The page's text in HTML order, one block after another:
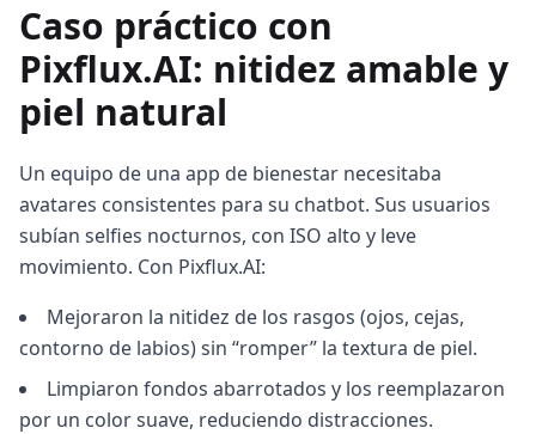
Caso práctico con
Pixflux.AI: nitidez amable y
piel natural
Un equipo de una app de bienestar necesitaba
avatares consistentes para su chatbot. Sus usuarios
subían selfies nocturnos, con ISO alto y leve
movimiento. Con Pixflux.AI:
Mejoraron la nitidez de los rasgos (ojos, cejas,
contorno de labios) sin “romper” la textura de piel.
Limpiaron fondos abarrotados y los reemplazaron
por un color suave, reduciendo distracciones.